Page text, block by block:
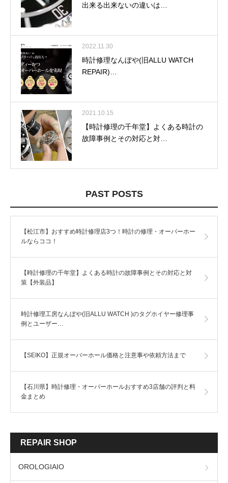
出来る出来ないの違いは…
2022.11.30
時計修理なんぼや(旧ALLU WATCH
REPAIR)…
2021.10.15
【時計修理の千年堂】よくある時計の
故障事例とその対応と対…
PAST POSTS
【松江市】おすすめ時計修理店3つ！時計の修理・オーバーホー
ルならココ！
【時計修理の千年堂】よくある時計の故障事例とその対応と対
策【外装品】
時計修理工房なんぼや(旧ALLU WATCH )のタグホイヤー修理事
例とユーザー…
【SEIKO】正規オーバーホール価格と注意事や依頼方法まで
【石川県】時計修理・オーバーホールおすすめ3店舗の評判と料
金まとめ
REPAIR SHOP
OROLOGIAIO